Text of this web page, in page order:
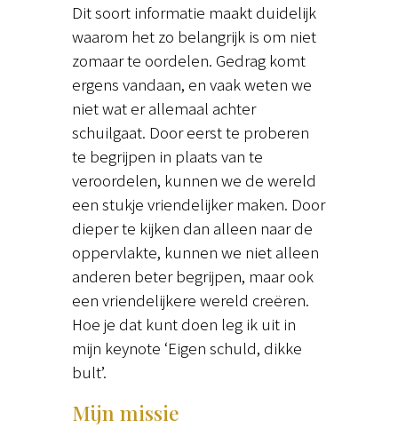
Dit soort informatie maakt duidelijk
waarom het zo belangrijk is om niet
zomaar te oordelen. Gedrag komt
ergens vandaan, en vaak weten we
niet wat er allemaal achter
schuilgaat. Door eerst te proberen
te begrijpen in plaats van te
veroordelen, kunnen we de wereld
een stukje vriendelijker maken. Door
dieper te kijken dan alleen naar de
oppervlakte, kunnen we niet alleen
anderen beter begrijpen, maar ook
een vriendelijkere wereld creëren.
Hoe je dat kunt doen leg ik uit in
mijn keynote ‘Eigen schuld, dikke
bult’.
Mijn missie